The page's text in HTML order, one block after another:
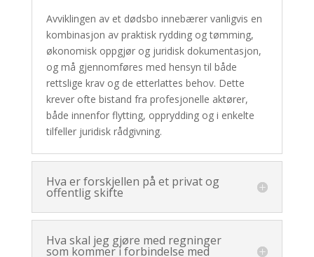
Avviklingen av et dødsbo innebærer vanligvis en
kombinasjon av praktisk rydding og tømming,
økonomisk oppgjør og juridisk dokumentasjon,
og må gjennomføres med hensyn til både
rettslige krav og de etterlattes behov. Dette
krever ofte bistand fra profesjonelle aktører,
både innenfor flytting, opprydding og i enkelte
tilfeller juridisk rådgivning.
Hva er forskjellen på et privat og
offentlig skifte
Hva skal jeg gjøre med regninger
som kommer i forbindelse med